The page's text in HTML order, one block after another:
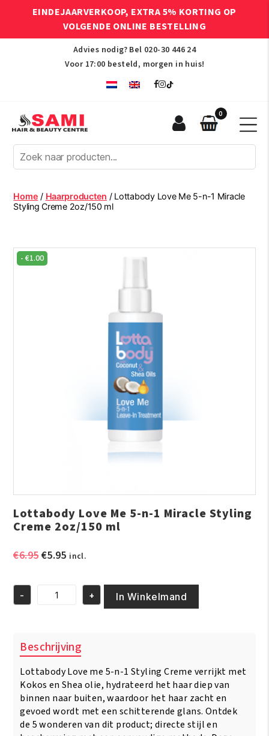
EINDEJAARVERKOOP, EXTRA 5% KORTING OP
VOLGENDE ONLINE BESTELLING
Advies nodig? Bel 020-30 446 24
Voor 17:00 besteld, morgen in huis!
Afro
Hair
Beauty
Centre
0
Home / Haarproducten / Lottabody Love Me 5-n-1 Miracle
Styling Creme 2oz/150 ml
-€1.00
Lottabody Love Me 5-n-1 Miracle Styling
Creme 2oz/150 ml
€6.95Oorspronkelijke
€6.95.
€5.95Huidige
€5.95.
incl.
Lottabody
n-
Miracle
Styling
Creme
2oz/150
ml
aantal
- + In Winkelmand
Beschrijving
Lottabody Love me 5-n-1 Styling Creme verrijkt met
Kokos en Shea olie, hydrateerd het haar diep van
binnen naar buiten, waardoor het haar zacht en
gevoed wordt met een schitterende glans. Ontdek
de 5 wonderen van dit product; directe stijl en